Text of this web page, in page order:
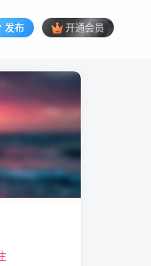
发布 开通会员
现玩法，感
，手机电脑
￥ 5.9 58
2026闲鱼
，长期稳定